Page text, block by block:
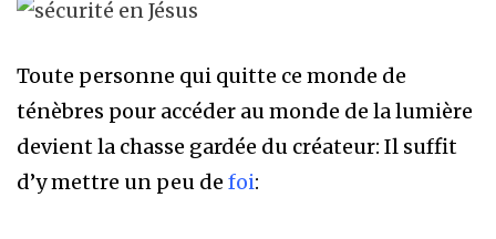
Toute personne qui quitte ce monde de
ténèbres pour accéder au monde de la lumière
devient la chasse gardée du créateur: Il suffit
d’y mettre un peu de foi: